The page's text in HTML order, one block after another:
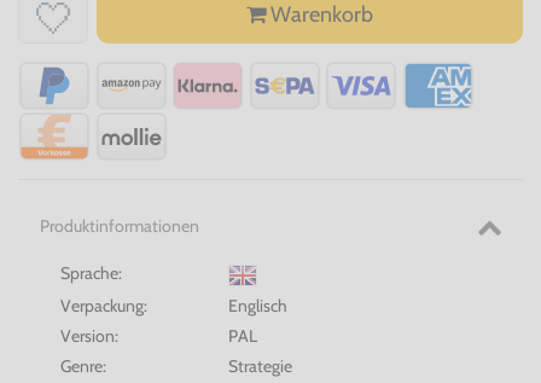
Warenkorb
Produktinformationen
Sprache:
Verpackung:
Englisch
Version:
PAL
Genre:
Strategie